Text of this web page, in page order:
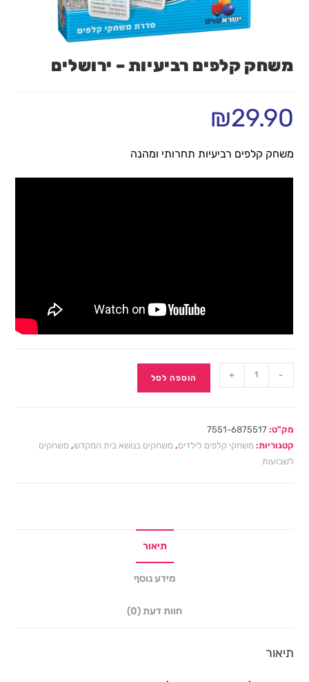
משחק קלפים רביעיות – ירושלים
₪29.90
משחק קלפים רביעיות תחרותי ומהנה
-
+ הוספה לסל
מק"ט:7551-6875517
קטגוריות: משחקי קלפים לילדים, משחקים בנושא בית המקדש, משחקים
לשבועות
תיאור
מידע נוסף
חוות דעת (0)
תיאור